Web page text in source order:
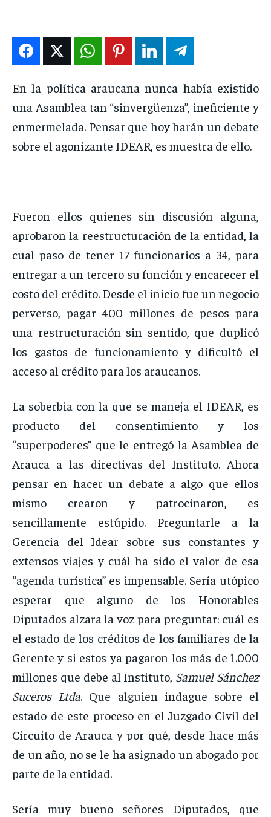
ENTRETENIMIENTO
EN VIVO
NOSOTROS
INSTITUCIONAL
PUATE CON NOSOTROS
ENTRETENIMIENTO
EN VIVO
NOSOTROS
INSTITUCIONAL
PUATE CON NOSOTROS
ENTRETENIMIENTO
EN VIVO
NOSOTROS
INSTITUCIONAL
PUATE CON NOSOTROS
ENTRETENIMIENTO
EN VIVO
NOSOTROS
INSTITUCIONAL
PUATE CON NOSOTROS
En la política araucana nunca había existido
una Asamblea tan “sinvergüenza”, ineficiente y
enmermelada. Pensar que hoy harán un debate
sobre el agonizante IDEAR, es muestra de ello.
Fueron ellos quienes sin discusión alguna,
aprobaron la reestructuración de la entidad, la
cual paso de tener 17 funcionarios a 34, para
entregar a un tercero su función y encarecer el
costo del crédito. Desde el inicio fue un negocio
perverso, pagar 400 millones de pesos para
una restructuración sin sentido, que duplicó
los gastos de funcionamiento y dificultó el
acceso al crédito para los araucanos.
La soberbia con la que se maneja el IDEAR, es
producto del consentimiento y los
“superpoderes” que le entregó la Asamblea de
Arauca a las directivas del Instituto. Ahora
pensar en hacer un debate a algo que ellos
mismo crearon y patrocinaron, es
sencillamente estúpido. Preguntarle a la
Gerencia del Idear sobre sus constantes y
extensos viajes y cuál ha sido el valor de esa
“agenda turística” es impensable. Sería utópico
esperar que alguno de los Honorables
Diputados alzara la voz para preguntar: cuál es
el estado de los créditos de los familiares de la
Gerente y si estos ya pagaron los más de 1.000
millones que debe al Instituto, Samuel Sánchez
Suceros Ltda. Que alguien indague sobre el
estado de este proceso en el Juzgado Civil del
Circuito de Arauca y por qué, desde hace más
de un año, no se le ha asignado un abogado por
parte de la entidad.
Sería muy bueno señores Diputados, que